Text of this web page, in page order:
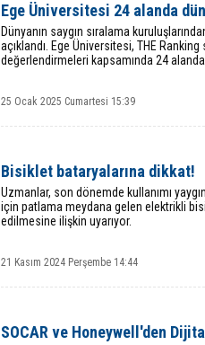
Ege Üniversitesi 24 alanda
Dünyanın saygın sıralama
açıklandı. Ege Üniversitesi, THE
değerlendirmeleri kapsamında 24
25 Ocak 2025 Cumartesi 15:39
Bisiklet bataryalarına dikkat!
Uzmanlar, son dönemde kullanımı
için patlama meydana gelen elektrikli
edilmesine ilişkin uyarıyor.
21 Kasım 2024 Perşembe 14:44
SOCAR ve Honeywell'den